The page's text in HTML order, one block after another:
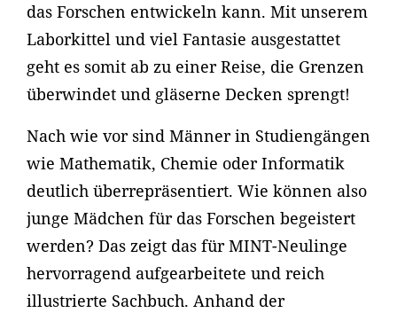
das Forschen entwickeln kann. Mit unserem
Laborkittel und viel Fantasie ausgestattet
geht es somit ab zu einer Reise, die Grenzen
überwindet und gläserne Decken sprengt!
Nach wie vor sind Männer in Studiengängen
wie Mathematik, Chemie oder Informatik
deutlich überrepräsentiert. Wie können also
junge Mädchen für das Forschen begeistert
werden? Das zeigt das für MINT-Neulinge
hervorragend aufgearbeitete und reich
illustrierte Sachbuch. Anhand der